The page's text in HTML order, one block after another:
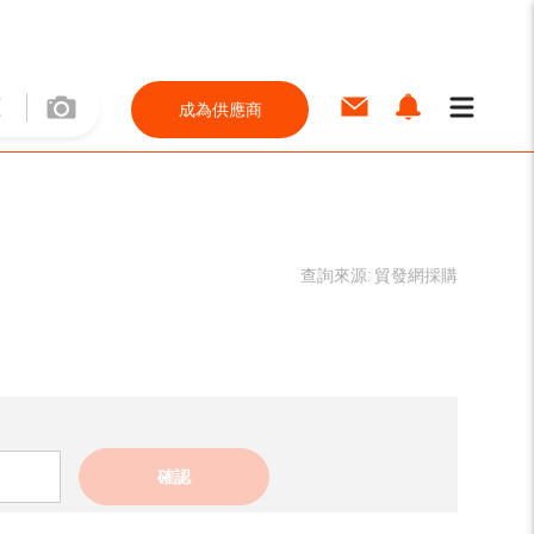
成為供應商
查詢來源: 貿發網採購
確認